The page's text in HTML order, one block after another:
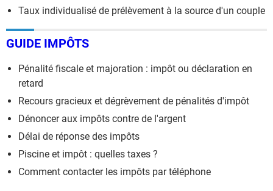
Taux individualisé de prélèvement à la source d'un couple
GUIDE IMPÔTS
Pénalité fiscale et majoration : impôt ou déclaration en
retard
Recours gracieux et dégrèvement de pénalités d'impôt
Dénoncer aux impôts contre de l'argent
Délai de réponse des impôts
Piscine et impôt : quelles taxes ?
Comment contacter les impôts par téléphone